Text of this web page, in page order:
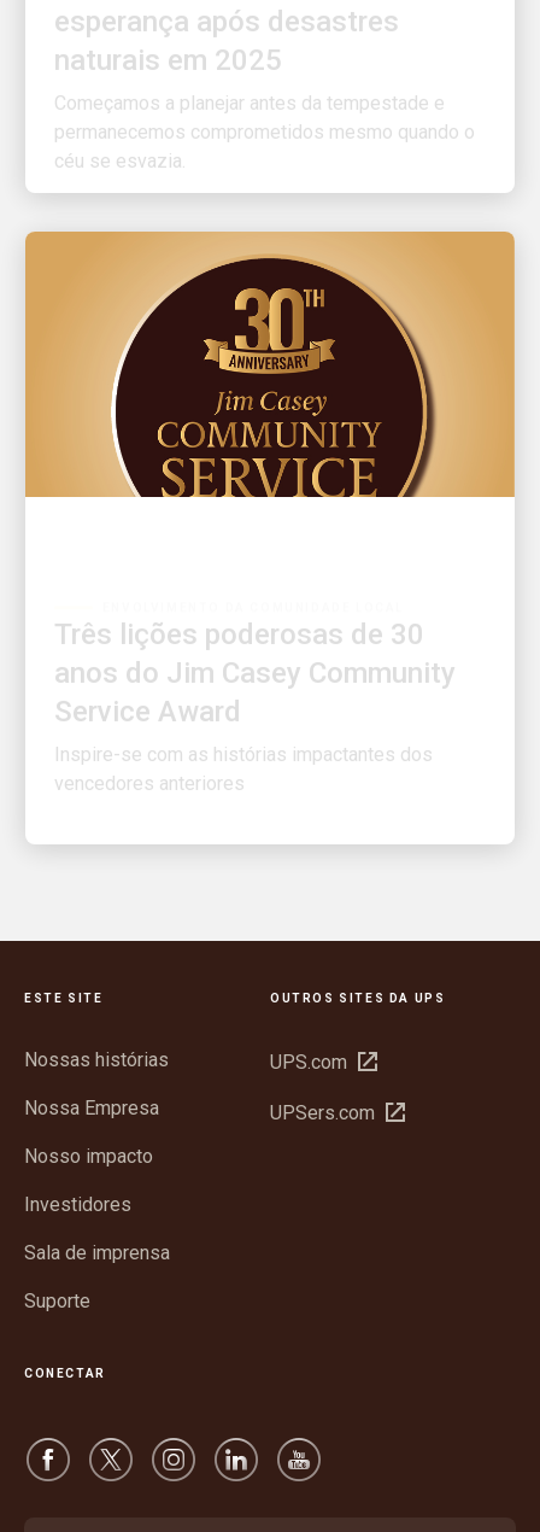
naturais em 2025
Começamos a planejar antes da tempestade e
permanecemos comprometidos mesmo quando o
céu se esvazia.
anos do Jim Casey Community
Service Award
Inspire-se com as histórias impactantes dos
vencedores anteriores
ESTE SITE
Nossas histórias
Nossa Empresa
Nosso impacto
Investidores
Sala de imprensa
Suporte
OUTROS SITES DA UPS
UPS.com Abrir
nova
UPSers.com Abrir
CONECTAR